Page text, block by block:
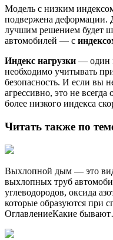
Модель с низким
подвержена деформации.
лучшим решением будет
автомобилей — с
Индекс нагрузки — один
необходимо учитывать
безопасность. И если вы
агрессивно, это не всегда
более низкого индекса
Читать также по
Выхлопной дым — это
выхлопных труб
углеводородов, оксида
которые образуются при
ОглавлениеКакие